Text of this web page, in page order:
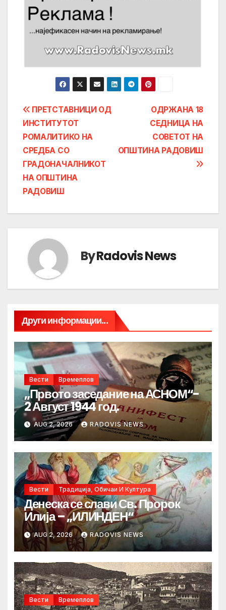
Post
navigation
ОДРЖАНА 18
СЕДНИЦА НА
СОВЕТОТ НА
ОПШТИНА РАДОВИШ
ПРЕТСТАВНИЦИ ОД
ИНСТИТУТОТ
РОМАЛИТИКО НА
СРЕДБА СО
ГРАДОНАЧАЛНИКОТ
НА ОПШТИНА
РАДОВИШ
ByRadovis News
Други информации...
Вести Времеплов
„Првото заседание на АСНОМ“-
2 Август 1944 год.
AUG 2, 2026 RADOVIS NEWS
Вести Традиција, Обичаи И Култура
Денеска се слави Св. Пророк
Илија – „ИЛИНДЕН“
AUG 2, 2026 RADOVIS NEWS
Вести Времеплов